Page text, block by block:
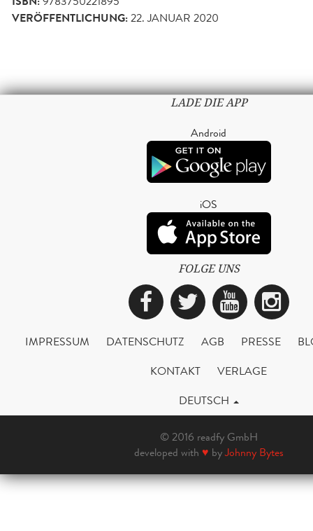
VERÖFFENTLICHUNG:22. JANUAR 2020
LADE DIE APP
Android
iOS
FOLGE UNS
Facebook
Twitter
IMPRESSUM DATENSCHUTZ AGB PRESSE
KONTAKT
VERLAGE
DEUTSCH
© 2016 readfy GmbH
developed with ♥ byJohnny Bytes